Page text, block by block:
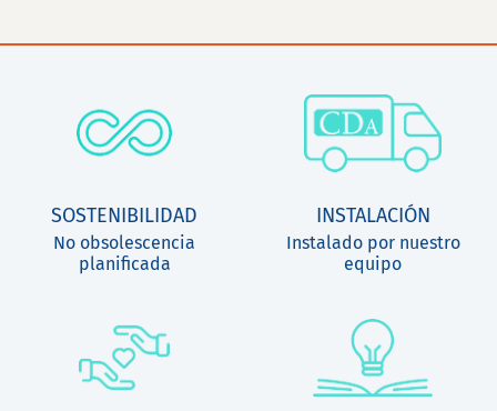
SOSTENIBILIDAD
No obsolescencia
planificada
INSTALACIÓN
Instalado por nuestro
equipo